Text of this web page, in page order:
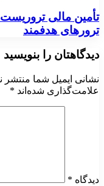
تأمین مالی
ترور‌های هدفمند
دیدگاهتان را بنویسید
نشانی ایمیل شما منتشر
علامت‌گذاری شده‌اند *
دیدگاه *